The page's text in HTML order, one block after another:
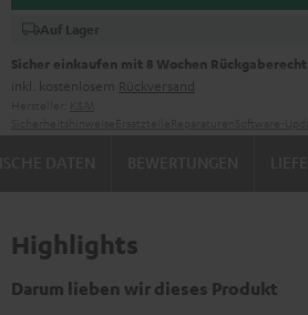
Auf Lager
Sicher einkaufen mit 8 Wochen Rückgaberecht
inkl. kostenlosem Rückversand
Highlights
Darum lieben wir dieses Produkt